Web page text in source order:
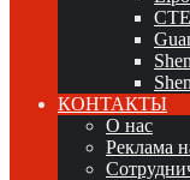
КОНТАКТЫ
О нас
Реклама